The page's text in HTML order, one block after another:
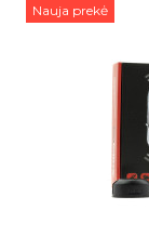
Nauja prekė